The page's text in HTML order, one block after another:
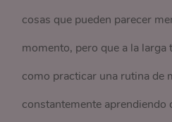
cosas que pueden parecer
momento, pero que a la larga
como practicar una rutina de
constantemente aprendiendo